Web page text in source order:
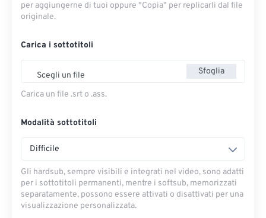
per aggiungerne di tuoi oppure "Copia" per replicarli dal file
originale.
Carica i sottotitoli
Scegli un file Sfoglia
Carica un file .srt o .ass.
Modalità sottotitoli
Difficile
Gli hardsub, sempre visibili e integrati nel video, sono adatti
per i sottotitoli permanenti, mentre i softsub, memorizzati
separatamente, possono essere attivati ​​o disattivati ​​per una
visualizzazione personalizzata.